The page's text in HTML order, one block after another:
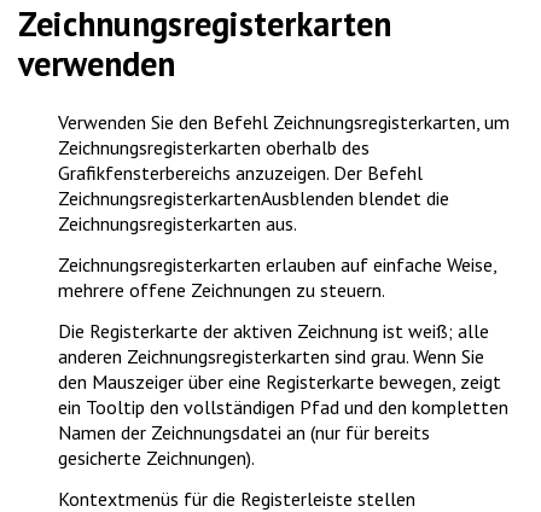
Zeichnungsregisterkarten
verwenden
Verwenden Sie den Befehl Zeichnungsregisterkarten, um
Zeichnungsregisterkarten oberhalb des
Grafikfensterbereichs anzuzeigen. Der Befehl
ZeichnungsregisterkartenAusblenden blendet die
Zeichnungsregisterkarten aus.
Zeichnungsregisterkarten erlauben auf einfache Weise,
mehrere offene Zeichnungen zu steuern.
Die Registerkarte der aktiven Zeichnung ist weiß; alle
anderen Zeichnungsregisterkarten sind grau. Wenn Sie
den Mauszeiger über eine Registerkarte bewegen, zeigt
ein Tooltip den vollständigen Pfad und den kompletten
Namen der Zeichnungsdatei an (nur für bereits
gesicherte Zeichnungen).
Kontextmenüs für die Registerleiste stellen